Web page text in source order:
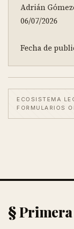
Adrián
06/07/2026
Fecha de
ECOSISTEMA
FORMULARIOS
§